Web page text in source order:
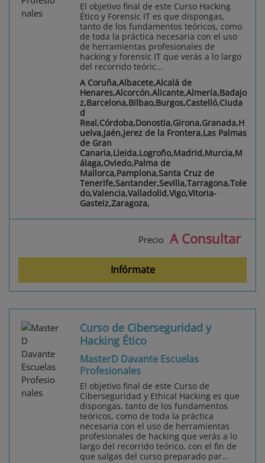
El objetivo final de este Curso Hacking
Ético y Forensic IT es que dispongas,
tanto de los fundamentos teóricos, como
de toda la práctica necesaria con el uso
de herramientas profesionales de
hacking y forensic IT que verás a lo largo
del recorrido teóric...
A Coruña,Albacete,Alcalá de
Henares,Alcorcón,Alicante,Almería,Badajo
z,Barcelona,Bilbao,Burgos,Castelló,Ciuda
d
Real,Córdoba,Donostia,Girona,Granada,H
uelva,Jaén,Jerez de la Frontera,Las Palmas
de Gran
Canaria,Lleida,Logroño,Madrid,Murcia,M
álaga,Oviedo,Palma de
Mallorca,Pamplona,Santa Cruz de
Tenerife,Santander,Sevilla,Tarragona,Tole
do,Valencia,Valladolid,Vigo,Vitoria-
Gasteiz,Zaragoza,
Precio A Consultar
Infórmate
Curso de Ciberseguridad y
Hacking Ético
MasterD Davante Escuelas
Profesionales
El objetivo final de este Curso de
Ciberseguridad y Ethical Hacking es que
dispongas, tanto de los fundamentos
teóricos, como de toda la práctica
necesaria con el uso de herramientas
profesionales de hacking que verás a lo
largo del recorrido teórico, con el fin de
que salgas del curso preparado par...